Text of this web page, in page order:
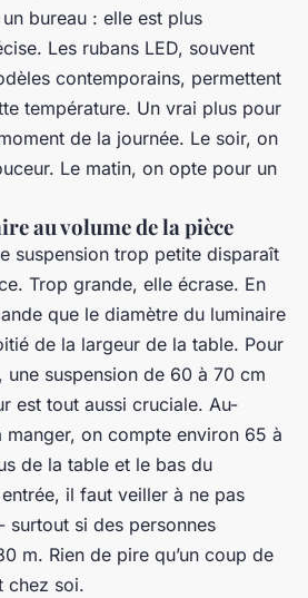
bureau : elle est plus
Les rubans LED, souvent
contemporains, permettent
température. Un vrai plus pour
de la journée. Le soir, on
Le matin, on opte pour un
au volume de la pièce
suspension trop petite disparaît
Trop grande, elle écrase. En
que le diamètre du luminaire
de la largeur de la table. Pour
une suspension de 60 à 70 cm
est tout aussi cruciale. Au-
manger, on compte environ 65 à
de la table et le bas du
il faut veiller à ne pas
surtout si des personnes
m. Rien de pire qu’un coup de
chez soi.